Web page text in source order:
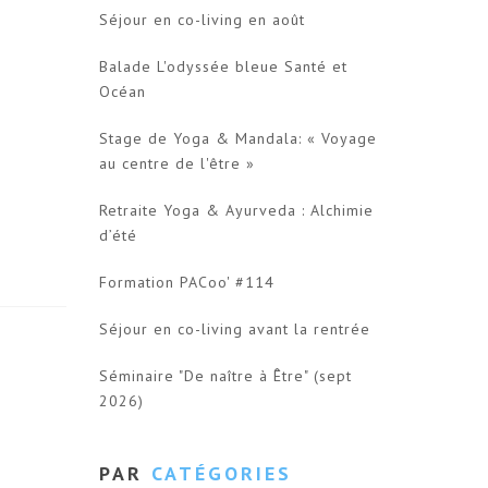
Séjour en co-living en août
Balade L'odyssée bleue Santé et
Océan
Stage de Yoga & Mandala: « Voyage
au centre de l'être »
Retraite Yoga & Ayurveda : Alchimie
d’été
Formation PACoo' #114
Séjour en co-living avant la rentrée
Séminaire "De naître à Être" (sept
2026)
PAR CATÉGORIES